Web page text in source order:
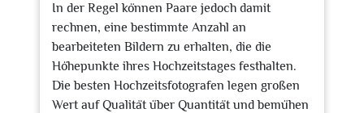
In der Regel können Paare jedoch damit
rechnen, eine bestimmte Anzahl an
bearbeiteten Bildern zu erhalten, die die
Höhepunkte ihres Hochzeitstages festhalten.
Die besten Hochzeitsfotografen legen großen
Wert auf Qualität über Quantität und bemühen